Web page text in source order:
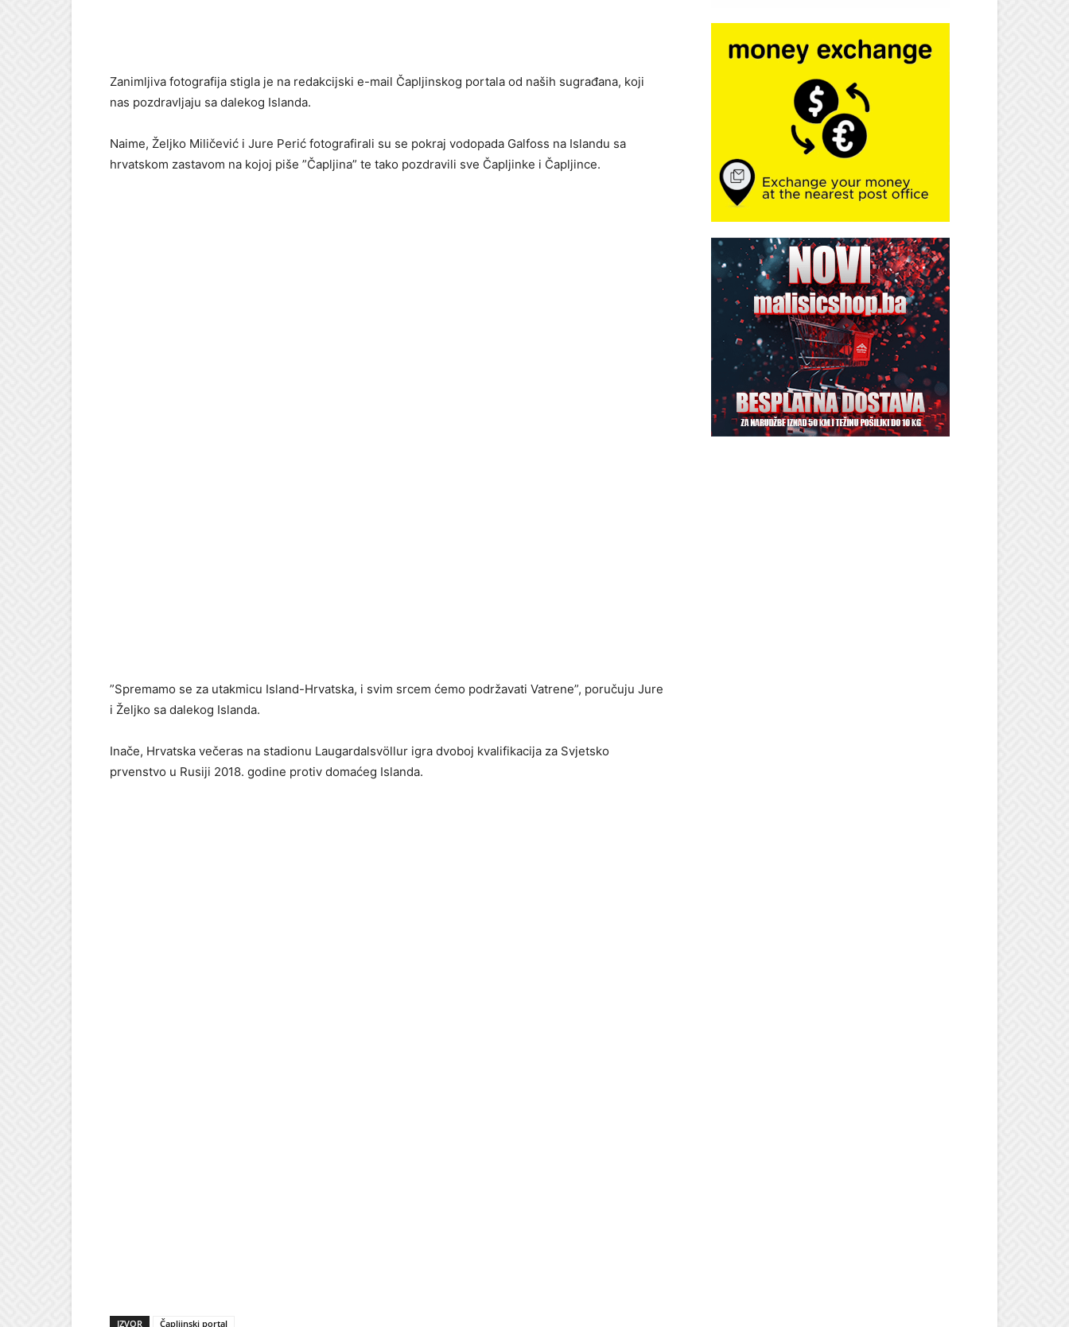
Zanimljiva fotografija stigla je na redakcijski e-mail Čapljinskog portala od naših sugrađana, koji
nas pozdravljaju sa dalekog Islanda.
Naime, Željko Miličević i Jure Perić fotografirali su se pokraj vodopada Galfoss na Islandu sa
hrvatskom zastavom na kojoj piše ”Čapljina” te tako pozdravili sve Čapljinke i Čapljince.
”Spremamo se za utakmicu Island-Hrvatska, i svim srcem ćemo podržavati Vatrene”, poručuju Jure
i Željko sa dalekog Islanda.
Inače, Hrvatska večeras na stadionu Laugardalsvöllur igra dvoboj kvalifikacija za Svjetsko
prvenstvo u Rusiji 2018. godine protiv domaćeg Islanda.
IZVOR Čapljinski portal